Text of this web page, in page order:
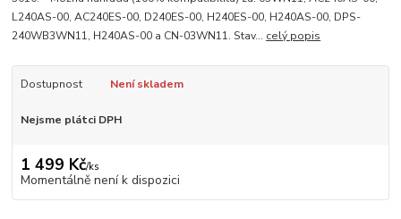
L240AS-00, AC240ES-00, D240ES-00, H240ES-00, H240AS-00, DPS-
240WB3WN11, H240AS-00 a CN-03WN11. Stav... celý popis
Dostupnost Není skladem
Nejsme plátci DPH
1 499 Kč/ks
Momentálně není k dispozici